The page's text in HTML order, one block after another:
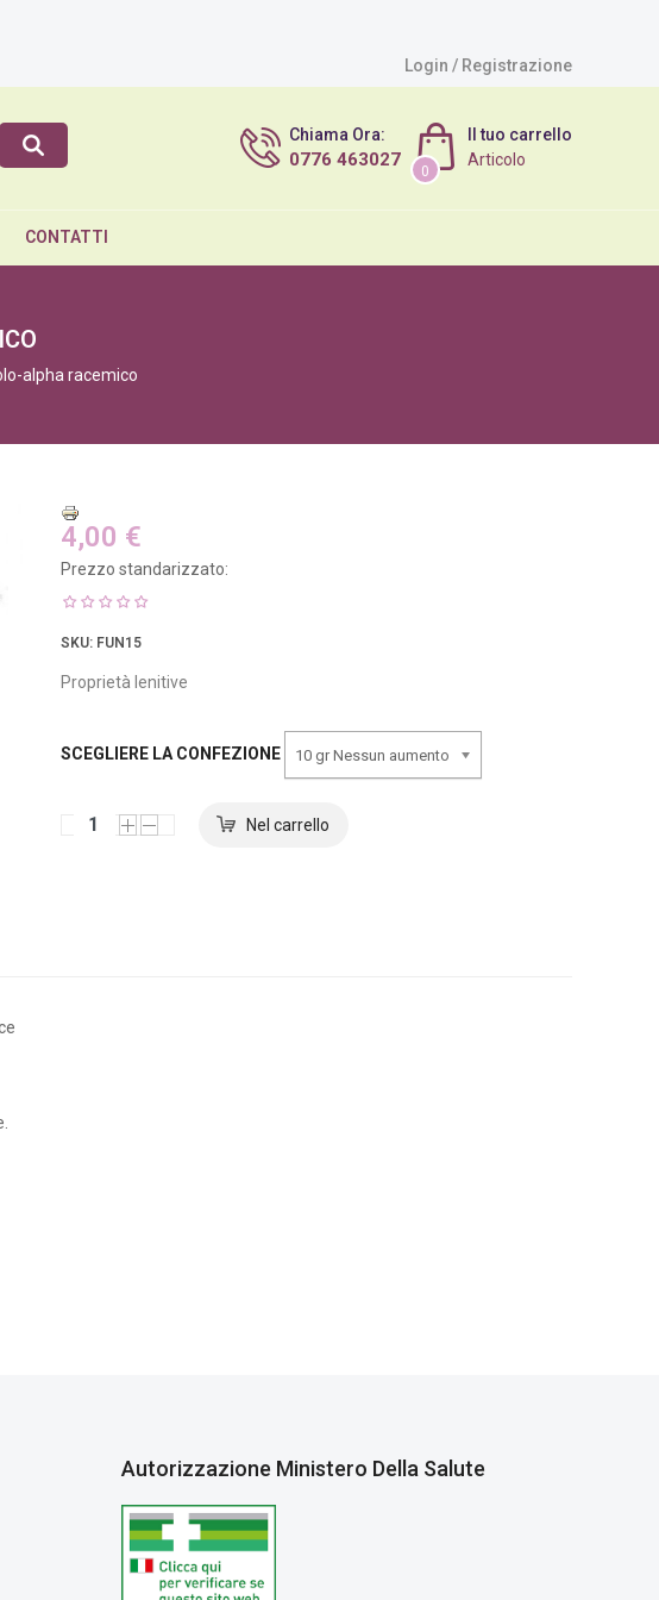
Login / Registrazione
Il tuo carrello
0
Articolo
Chiama Ora:
0776 463027
CONTATTI
alpha racemico
4,00 €
Prezzo standarizzato:
SKU: FUN15
Proprietà lenitive
SCEGLIERE LA CONFEZIONE 10 gr Nessun aumento
Autorizzazione Ministero Della Salute